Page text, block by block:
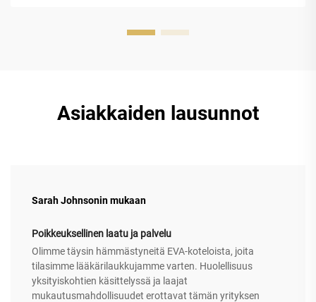
Asiakkaiden lausunnot
Sarah Johnsonin mukaan
Poikkeuksellinen laatu ja palvelu
Olimme täysin hämmästyneitä EVA-koteloista, joita
tilasimme lääkärilaukkujamme varten. Huolellisuus
yksityiskohtien käsittelyssä ja laajat
mukautusmahdollisuudet erottavat tämän yrityksen